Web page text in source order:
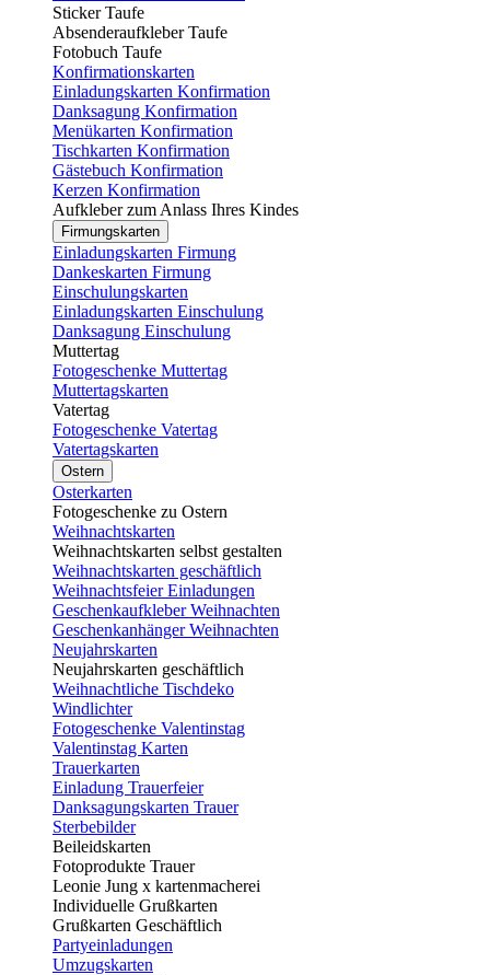
Sticker Taufe
Absenderaufkleber Taufe
Fotobuch Taufe
Konfirmationskarten
Einladungskarten Konfirmation
Danksagung Konfirmation
Menükarten Konfirmation
Tischkarten Konfirmation
Gästebuch Konfirmation
Kerzen Konfirmation
Aufkleber zum Anlass Ihres Kindes
Firmungskarten
Einladungskarten Firmung
Dankeskarten Firmung
Einschulungskarten
Einladungskarten Einschulung
Danksagung Einschulung
Muttertag
Fotogeschenke Muttertag
Muttertagskarten
Vatertag
Fotogeschenke Vatertag
Vatertagskarten
Ostern
Osterkarten
Fotogeschenke zu Ostern
Weihnachtskarten
Weihnachtskarten selbst gestalten
Weihnachtskarten geschäftlich
Weihnachtsfeier Einladungen
Geschenkaufkleber Weihnachten
Geschenkanhänger Weihnachten
Neujahrskarten
Neujahrskarten geschäftlich
Weihnachtliche Tischdeko
Windlichter
Fotogeschenke Valentinstag
Valentinstag Karten
Trauerkarten
Einladung Trauerfeier
Danksagungskarten Trauer
Sterbebilder
Beileidskarten
Fotoprodukte Trauer
Leonie Jung x kartenmacherei
Individuelle Grußkarten
Grußkarten Geschäftlich
Partyeinladungen
Umzugskarten